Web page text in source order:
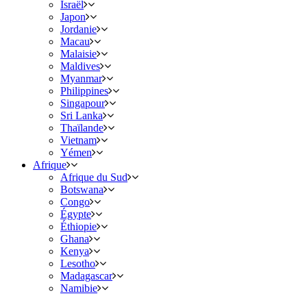
Israël
Japon
Jordanie
Macau
Malaisie
Maldives
Myanmar
Philippines
Singapour
Sri Lanka
Thaïlande
Vietnam
Yémen
Afrique
Afrique du Sud
Botswana
Congo
Égypte
Éthiopie
Ghana
Kenya
Lesotho
Madagascar
Namibie